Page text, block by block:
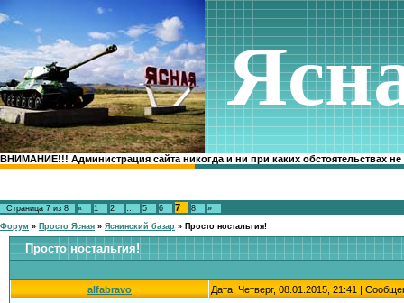
ВНИМАНИЕ!!! Администрация сайта никогда и ни при каких обстоятельствах
Страница 7 из 8 « 1 2 … 5 6 7 8
»
Форум » Просто Ясная » Яснинский базар » Просто ностальгия!
Просто ностальгия!
alfabravo Дата: Четверг, 08.01.2015, 21:41 |